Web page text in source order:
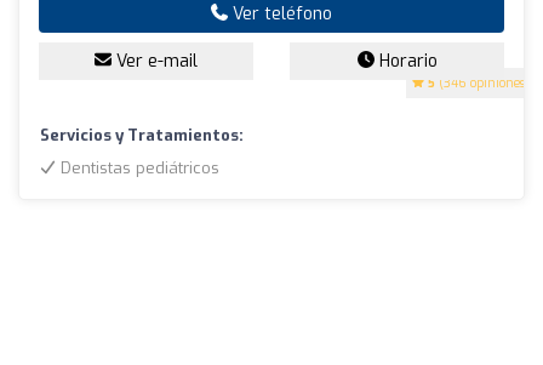
5 (346 opiniones)
Ver teléfono
Ver e-mail Horario
Servicios y Tratamientos:
Dentistas pediátricos